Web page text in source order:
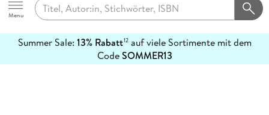
Menu
Summer Sale: 13% Rabatt12auf viele Sortimente mit dem
CodeSOMMER13
erfahren